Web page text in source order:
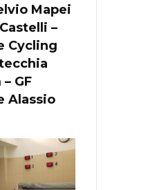
Mapei
–
Cycling
GF
Alassio